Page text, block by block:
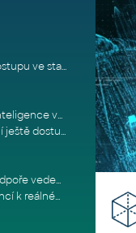
Bluebeam v propojeném pracovním postupu ve stavebnictví: Proč je int
Tři překážky rozšiřování využití umělé inteligence ve stavebním prům
Autodesk Flex (platba za použití) je nyní ještě dostupnější
Udržujte vaše týmy produktivní díky podpoře vedené odborníky
Od experimentování s umělou inteligencí k reálnému dopadu na podniká